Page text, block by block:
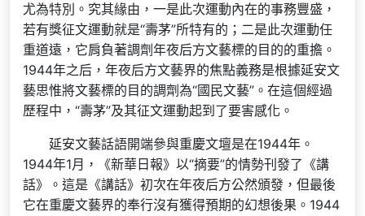
尤為特別。究其緣由，一是此次運動內在的事務豐盛，
若有獎征文運動就是“壽茅”所特有的；二是此次運動任
重道遠，它肩負著調劑年夜后方文藝標的目的的重擔。
1944年之后，年夜后方文藝界的焦點義務是根據延安文
藝思惟將文藝標的目的調劑為“國民文藝”。在這個經過
歷程中，“壽茅”及其征文運動起到了要害感化。
延安文藝話語開端參與重慶文壇是在1944年。
1944年1月，《新華日報》以“摘要”的情勢刊發了《講
話》。這是《講話》初次在年夜后方公然頒發，但最後
它在重慶文藝界的奉行沒有獲得預期的幻想後果。1944